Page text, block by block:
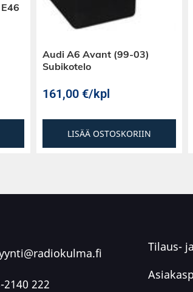
Audi A6 Avant (99-03)
Subikotelo
161,00 €/kpl
LISÄÄ OSTOSKORIIN
2140 222
Tilaus-